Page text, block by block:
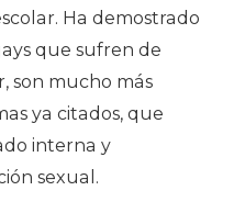
Ha demostrado
que sufren de
son mucho más
ya citados, que
interna y
sexual.